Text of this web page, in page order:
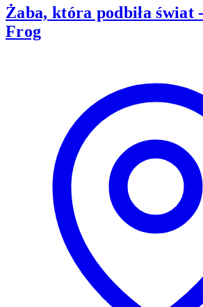
Żaba, która podbiła świat
Frog